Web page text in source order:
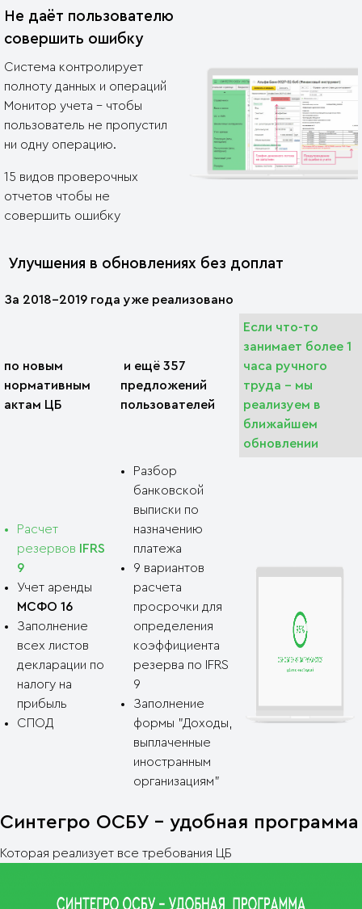
Не даёт пользователю
совершить ошибку
Система контролирует
полноту данных и операций
Монитор учета - чтобы
пользователь не пропустил
ни одну операцию.
15 видов проверочных
отчетов чтобы не
совершить ошибку
Улучшения в обновлениях без доплат
За 2018-2019 года уже реализовано
по новым
нормативным
актам ЦБ
и ещё 357
предложений
пользователей
Если что-то
занимает более 1
часа ручного
труда - мы
реализуем в
ближайшем
обновлении
Расчет
резервов
IFRS
9
Учет аренды
МСФО 16
Заполнение
всех листов
декларации по
налогу на
прибыль
СПОД
Разбор
банковской
выписки по
назначению
платежа
9 вариантов
расчета
просрочки для
определения
коэффициента
резерва по IFRS
9
Заполнение
формы "Доходы,
выплаченные
иностранным
организациям"
Синтегро ОСБУ - удобная программа
Которая реализует все требования ЦБ